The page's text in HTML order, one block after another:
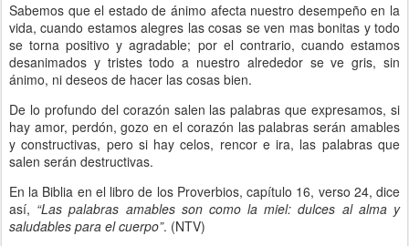
Sabemos que el estado de ánimo afecta nuestro desempeño en la
vida, cuando estamos alegres las cosas se ven mas bonitas y todo
se torna positivo y agradable; por el contrario, cuando estamos
desanimados y tristes todo a nuestro alrededor se ve gris, sin
ánimo, ni deseos de hacer las cosas bien.
De lo profundo del corazón salen las palabras que expresamos, si
hay amor, perdón, gozo en el corazón las palabras serán amables
y constructivas, pero si hay celos, rencor e ira, las palabras que
salen serán destructivas.
En la Biblia en el libro de los Proverbios, capítulo 16, verso 24, dice
así, “Las palabras amables son como la miel: dulces al alma y
saludables para el cuerpo”. (NTV)